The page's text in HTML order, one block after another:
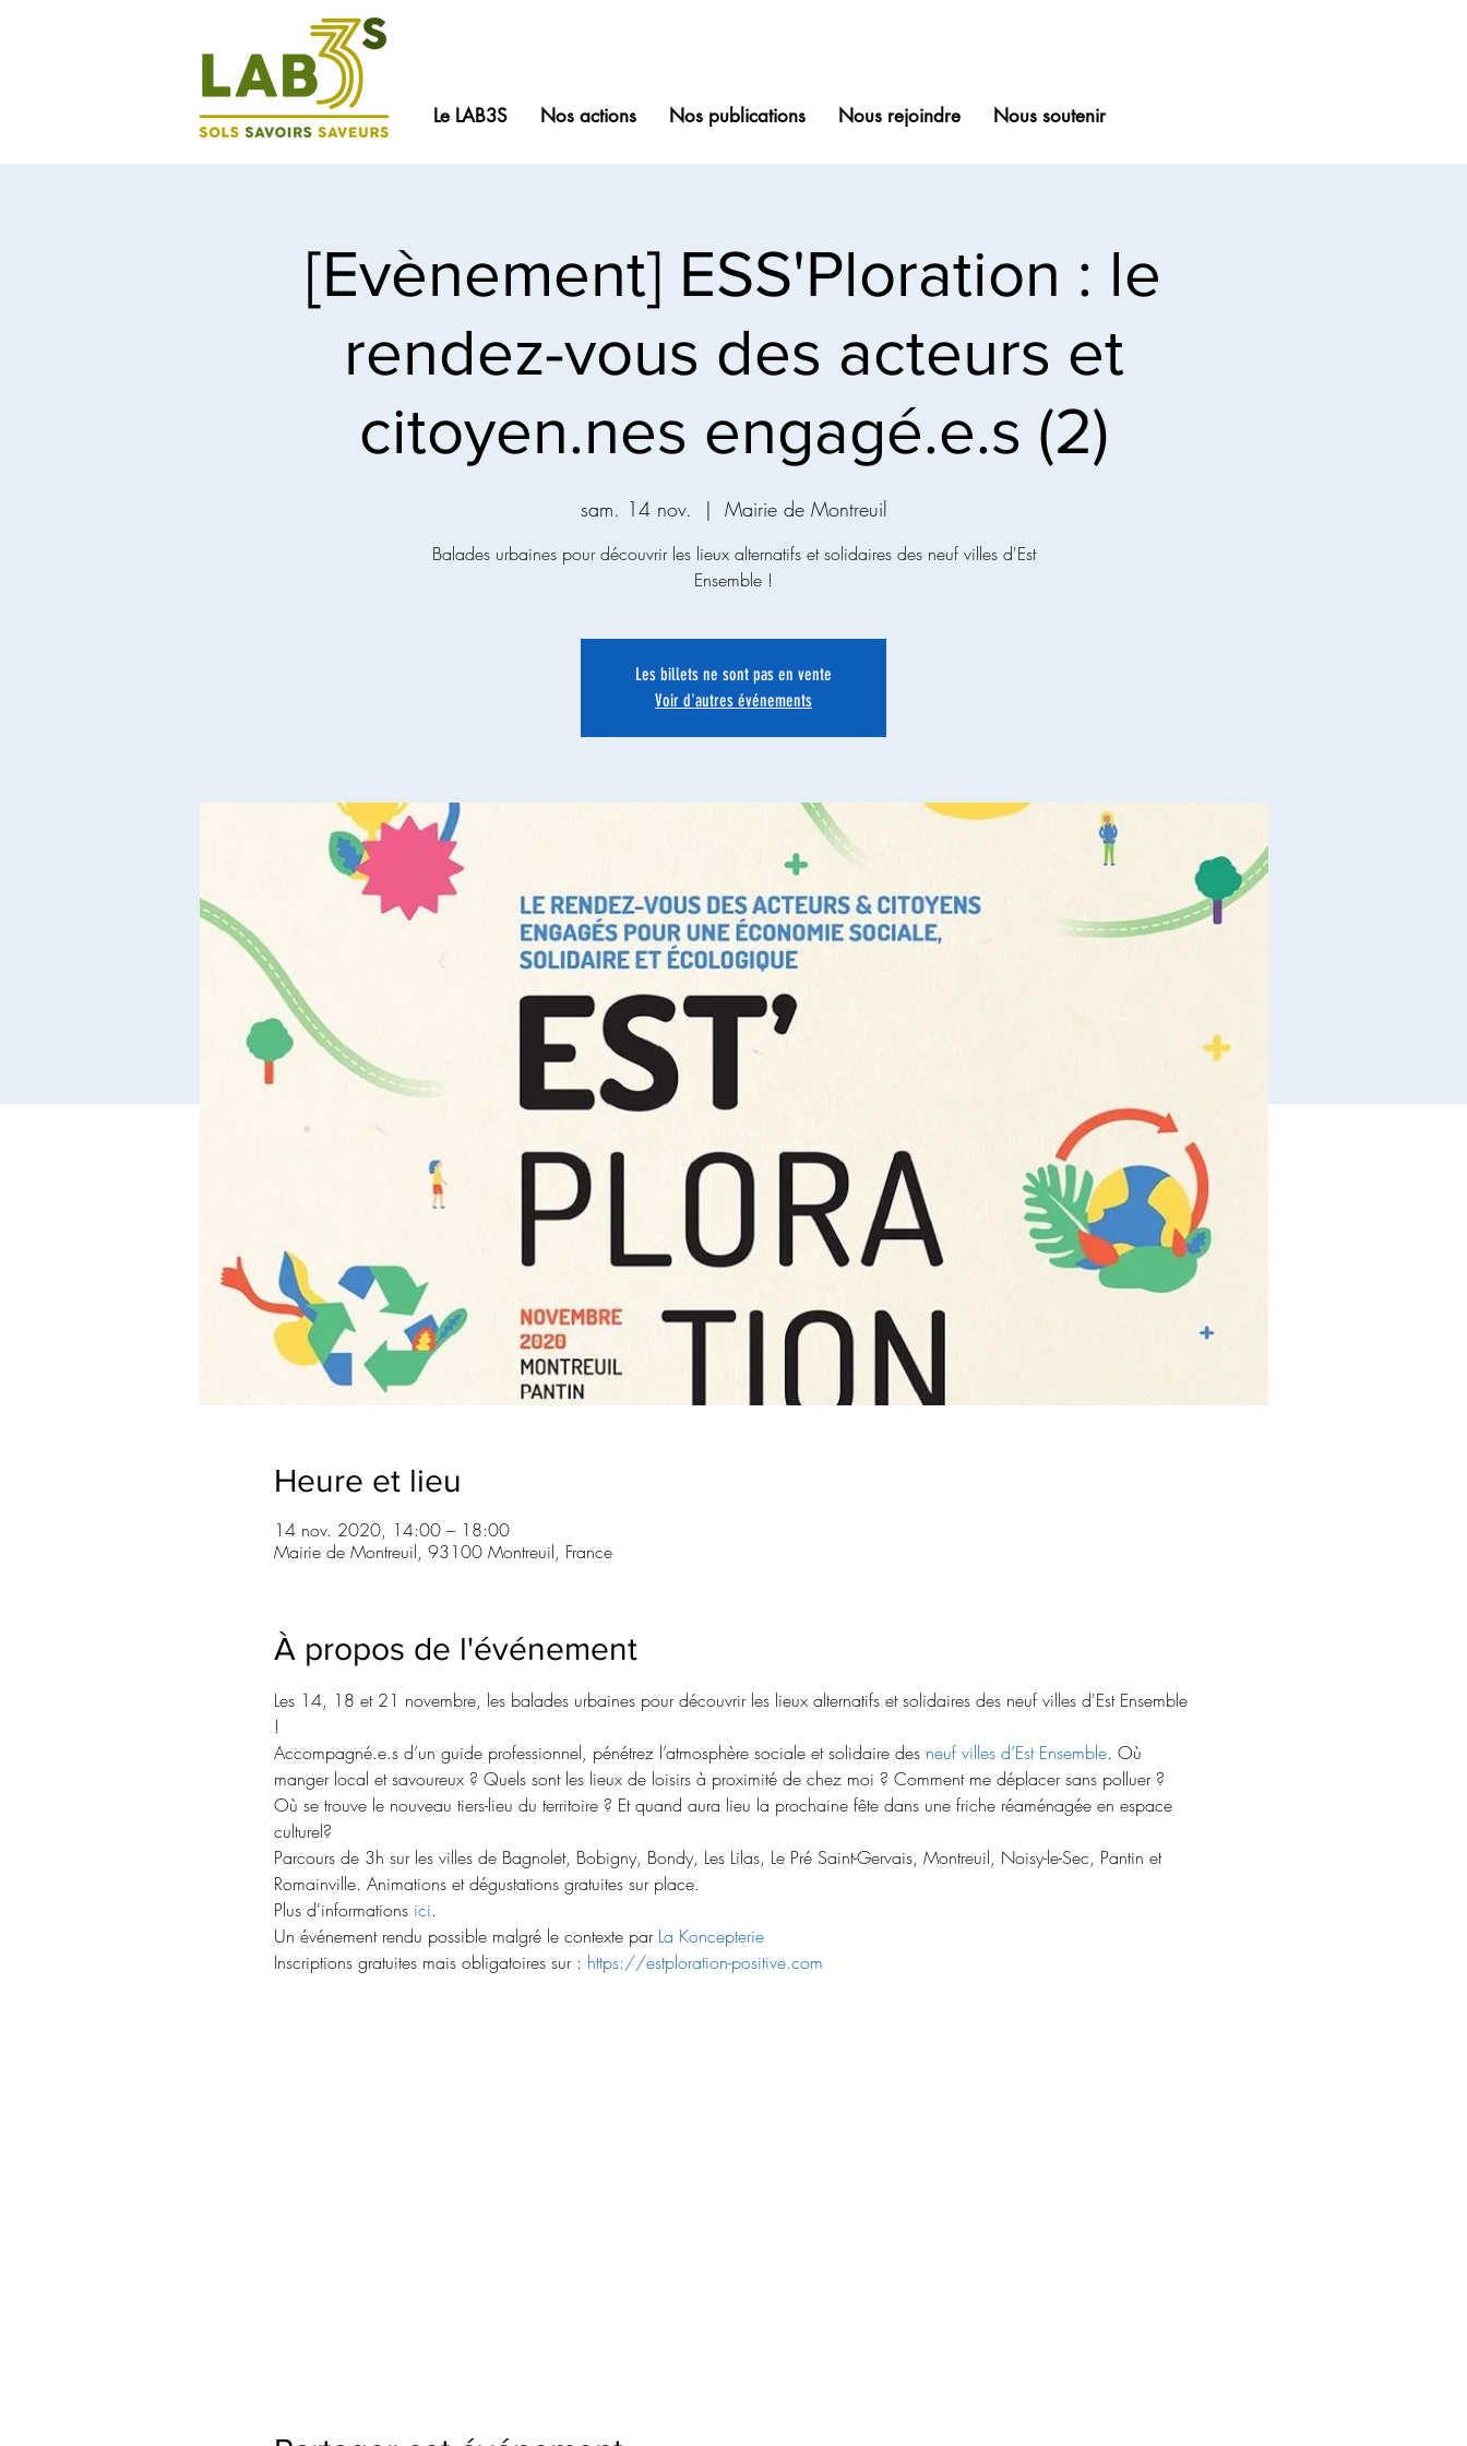
Le LAB3S Nos actions Nos publications Nous rejoindre Nous soutenir
[Evènement] ESS'Ploration : le
rendez-vous des acteurs et
citoyen.nes engagé.e.s (2)
sam. 14 nov.
  |
Mairie de Montreuil
Balades urbaines pour découvrir les lieux alternatifs et solidaires des neuf villes d'Est
Les billets ne sont pas en vente
Voir d'autres événements
Heure et lieu
14 nov. 2020, 14:00 – 18:00
Mairie de Montreuil, 93100 Montreuil, France
À propos de l'événement
Les 14, 18 et 21 novembre, les balades urbaines pour découvrir les lieux alternatifs et solidaires des neuf villes d'Est Ensemble
!
Accompagné.e.s d’un guide professionnel, pénétrez l’atmosphère sociale et solidaire des neuf villes d’Est Ensemble. Où
manger local et savoureux ? Quels sont les lieux de loisirs à proximité de chez moi ? Comment me déplacer sans polluer ?
Où se trouve le nouveau tiers-lieu du territoire ? Et quand aura lieu la prochaine fête dans une friche réaménagée en espace
culturel?
Parcours de 3h sur les villes de Bagnolet, Bobigny, Bondy, Les Lilas, Le Pré Saint-Gervais, Montreuil, Noisy-le-Sec, Pantin et
Romainville. Animations et dégustations gratuites sur place.
Plus d'informations ici.
Un événement rendu possible malgré le contexte par La Koncepterie
Inscriptions gratuites mais obligatoires sur : https://estploration-positive.com